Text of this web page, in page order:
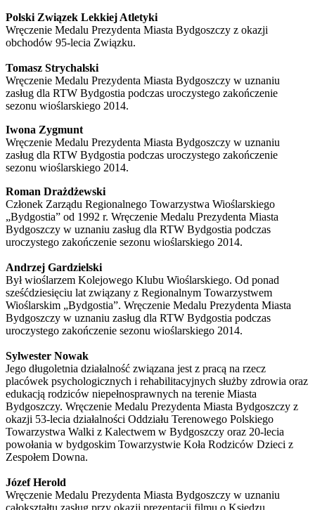
Polski Związek Lekkiej Atletyki
Wręczenie Medalu Prezydenta Miasta Bydgoszczy z okazji
obchodów 95-lecia Związku.
Tomasz Strychalski
Wręczenie Medalu Prezydenta Miasta Bydgoszczy w uznaniu
zasług dla RTW Bydgostia podczas uroczystego zakończenie
sezonu wioślarskiego 2014.
Iwona Zygmunt
Wręczenie Medalu Prezydenta Miasta Bydgoszczy w uznaniu
zasług dla RTW Bydgostia podczas uroczystego zakończenie
sezonu wioślarskiego 2014.
Roman Drażdżewski
Członek Zarządu Regionalnego Towarzystwa Wioślarskiego
„Bydgostia” od 1992 r. Wręczenie Medalu Prezydenta Miasta
Bydgoszczy w uznaniu zasług dla RTW Bydgostia podczas
uroczystego zakończenie sezonu wioślarskiego 2014.
Andrzej Gardzielski
Był wioślarzem Kolejowego Klubu Wioślarskiego. Od ponad
sześćdziesięciu lat związany z Regionalnym Towarzystwem
Wioślarskim „Bydgostia”. Wręczenie Medalu Prezydenta Miasta
Bydgoszczy w uznaniu zasług dla RTW Bydgostia podczas
uroczystego zakończenie sezonu wioślarskiego 2014.
Sylwester Nowak
Jego długoletnia działalność związana jest z pracą na rzecz
placówek psychologicznych i rehabilitacyjnych służby zdrowia oraz
edukacją rodziców niepełnosprawnych na terenie Miasta
Bydgoszczy. Wręczenie Medalu Prezydenta Miasta Bydgoszczy z
okazji 53-lecia działalności Oddziału Terenowego Polskiego
Towarzystwa Walki z Kalectwem w Bydgoszczy oraz 20-lecia
powołania w bydgoskim Towarzystwie Koła Rodziców Dzieci z
Zespołem Downa.
Józef Herold
Wręczenie Medalu Prezydenta Miasta Bydgoszczy w uznaniu
całokształtu zasług przy okazji prezentacji filmu o Księdzu